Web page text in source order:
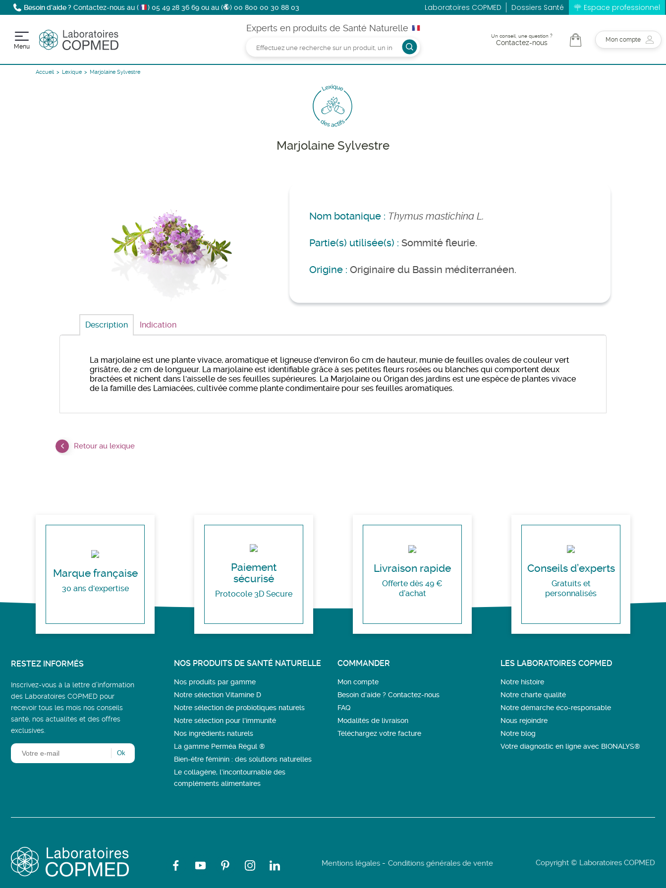
Besoin d’aide ? Contactez-nous au ( ) 05 49 28 36 69 ou au ( ) 00 800 00 30 88 03 Laboratoires COPMED Dossiers Santé Espace professionnel
Menu
Experts en produits de Santé Naturelle
Un conseil, une question ?
Contactez-nous Mon compte
Accueil Lexique Marjolaine Sylvestre
Marjolaine Sylvestre
Nom botanique : Thymus mastichina L.
Partie(s) utilisée(s) : Sommité fleurie.
Origine : Originaire du Bassin méditerranéen.
Description Indication
La marjolaine est une plante vivace, aromatique et ligneuse d'environ 60 cm de hauteur, munie de feuilles ovales de couleur vert
grisâtre, de 2 cm de longueur. La marjolaine est identifiable grâce à ses petites fleurs rosées ou blanches qui comportent deux
bractées et nichent dans l'aisselle de ses feuilles supérieures. La Marjolaine ou Origan des jardins est une espèce de plantes vivace
de la famille des Lamiacées, cultivée comme plante condimentaire pour ses feuilles aromatiques.
Retour au lexique
Marque française
30 ans d'expertise
Paiement
sécurisé
Protocole 3D Secure
Livraison rapide
Offerte dès 49 €
d’achat
Conseils d’experts
Gratuits et
personnalisés
RESTEZ INFORMÉS
Inscrivez-vous à la lettre d’information
des Laboratoires COPMED pour
recevoir tous les mois nos conseils
santé, nos actualités et des offres
exclusives.
NOS PRODUITS DE SANTÉ NATURELLE
Nos produits par gamme
Notre sélection Vitamine D
Notre sélection de probiotiques naturels
Notre sélection pour l'immunité
Nos ingrédients naturels
La gamme Perméa Régul ®
Bien-être féminin : des solutions naturelles
Le collagène, l’incontournable des
compléments alimentaires
COMMANDER
Mon compte
Besoin d’aide ? Contactez-nous
FAQ
Modalités de livraison
Téléchargez votre facture
LES LABORATOIRES COPMED
Notre histoire
Notre charte qualité
Notre démarche éco-responsable
Nous rejoindre
Notre blog
Votre diagnostic en ligne avec BIONALYS®
Mentions légales Conditions générales de vente Copyright © Laboratoires COPMED